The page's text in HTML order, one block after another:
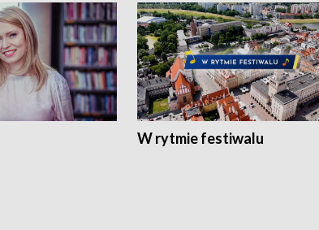
W rytmie festiwalu